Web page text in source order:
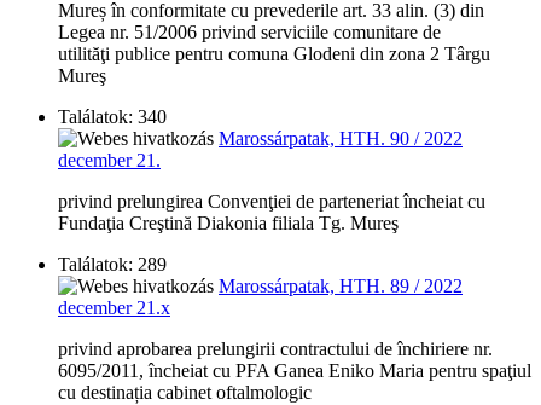
Mureș în conformitate cu prevederile art. 33 alin. (3) din
Legea nr. 51/2006 privind serviciile comunitare de
utilităţi publice pentru comuna Glodeni din zona 2 Târgu
Mureş
Találatok: 340
Marossárpatak, HTH. 90 / 2022
december 21.
privind prelungirea Convenţiei de parteneriat încheiat cu
Fundaţia Creştină Diakonia filiala Tg. Mureş
Találatok: 289
Marossárpatak, HTH. 89 / 2022
december 21.x
privind aprobarea prelungirii contractului de închiriere nr.
6095/2011, încheiat cu PFA Ganea Eniko Maria pentru spaţiul
cu destinația cabinet oftalmologic